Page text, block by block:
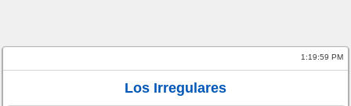
1:19:59 PM
Los Irregulares